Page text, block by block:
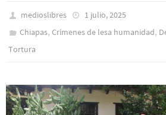
medioslibres
1 julio, 2025
Chiapas,Crímenes de lesa humanidad,
Tortura